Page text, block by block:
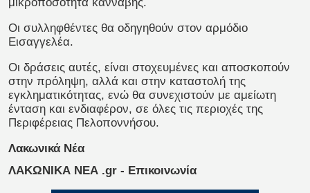
Οι συλληφθέντες θα οδηγηθούν στον αρμόδιο
Εισαγγελέα.
Οι δράσεις αυτές, είναι στοχευμένες και αποσκοπούν
στην πρόληψη, αλλά και στην καταστολή της
εγκληματικότητας, ενώ θα συνεχιστούν με αμείωτη
ένταση και ενδιαφέρον, σε όλες τις περιοχές της
Περιφέρειας Πελοποννήσου.
Λακωνικά Νέα
ΛΑΚΩΝΙΚΑ ΝΕΑ .gr - Επικοινωνία